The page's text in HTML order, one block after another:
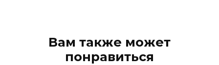
Вам также может
понравиться